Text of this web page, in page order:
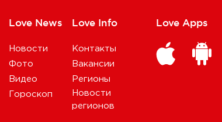
Love News
Новости
Фото
Видео
Гороскоп
Love Info
Контакты
Вакансии
Регионы
Новости
регионов
Love Apps